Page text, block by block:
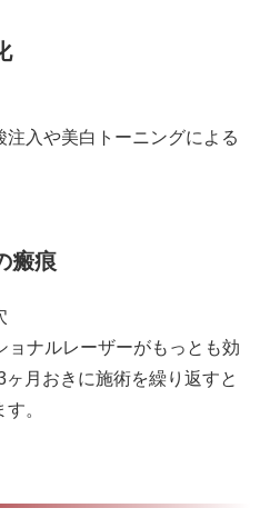
注入や美白トーニングによる
瘢痕
ョナルレーザーがもっとも効
月おきに施術を繰り返すと
。